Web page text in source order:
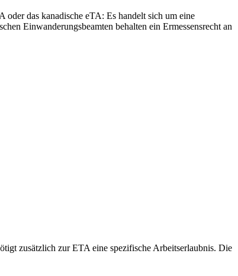
das kanadische eTA: Es handelt sich um eine
Einwanderungsbeamten behalten ein Ermessensrecht an
zusätzlich zur ETA eine spezifische Arbeitserlaubnis. Die